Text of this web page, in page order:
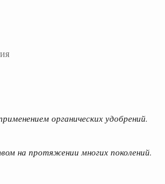
органических удобрений.
на протяжении многих поколений.